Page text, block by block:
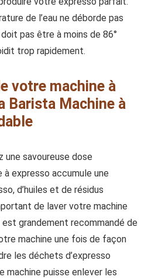
de l’eau ne déborde pas
doit pas être à moins de 86°
trop rapidement.
votre machine à
Barista Machine à
une savoureuse dose
à expresso accumule une
d’huiles et de résidus
de laver votre machine
grandement recommandé de
machine une fois de façon
les déchets d’expresso
machine puisse enlever les